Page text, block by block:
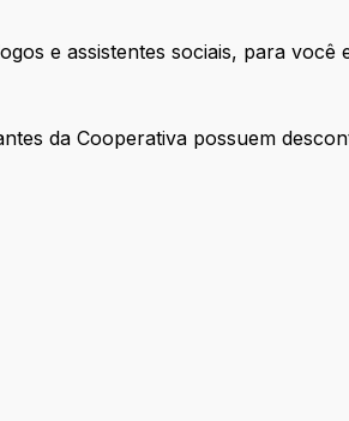
e assistentes sociais, para
da Cooperativa possuem